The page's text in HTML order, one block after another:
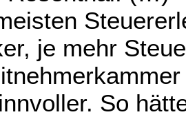
je mehr
So